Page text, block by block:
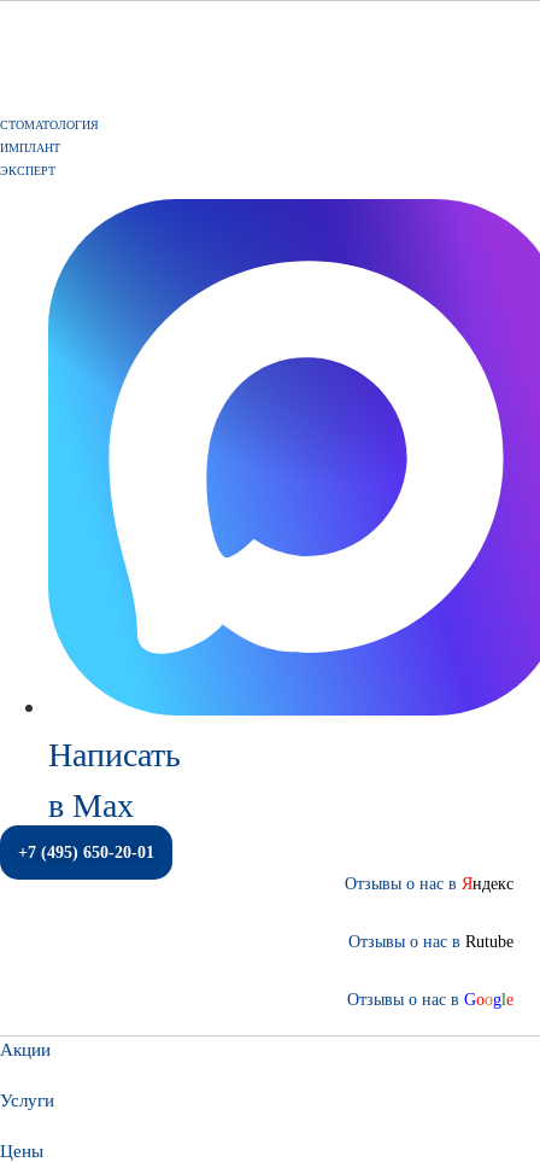
СТОМАТОЛОГИЯ
ИМПЛАНТ
ЭКСПЕРТ
Написать
в Max
+7 (495) 650-20-01
Отзывы о нас в Яндекс
Отзывы о нас в Rutube
Отзывы о нас в Google
Акции
Услуги
Цены